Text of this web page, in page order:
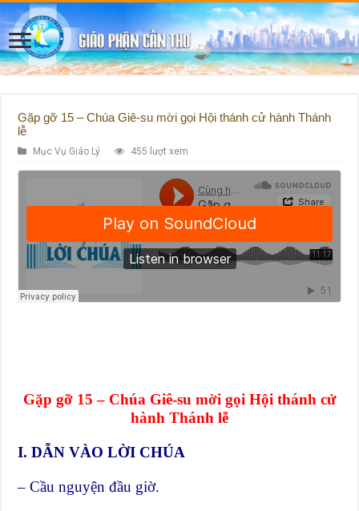
Gặp gỡ 15 – Chúa Giê-su mời gọi Hội thánh cử hành Thánh
lễ
Mục Vụ Giáo Lý 455 lượt xem
Gặp gỡ 15 – Chúa Giê-su mời gọi Hội thánh cử
hành Thánh lễ
I. DẪN VÀO LỜI CHÚA
– Cầu nguyện đầu giờ.